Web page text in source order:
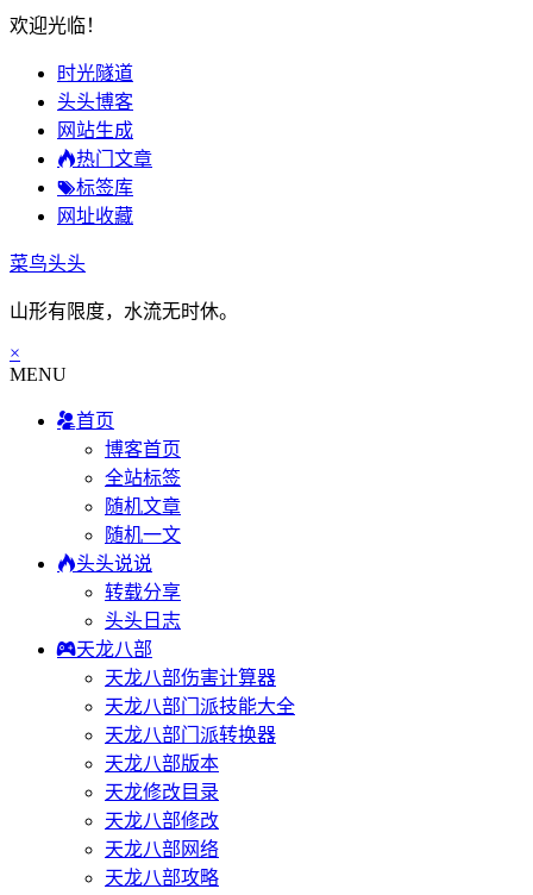
欢迎光临！
时光隧道
头头博客
网站生成
热门文章
标签库
网址收藏
菜鸟头头
山形有限度，水流无时休。
×
MENU
首页
博客首页
全站标签
随机文章
随机一文
头头说说
转载分享
头头日志
天龙八部
天龙八部伤害计算器
天龙八部门派技能大全
天龙八部门派转换器
天龙八部版本
天龙修改目录
天龙八部修改
天龙八部网络
天龙八部攻略